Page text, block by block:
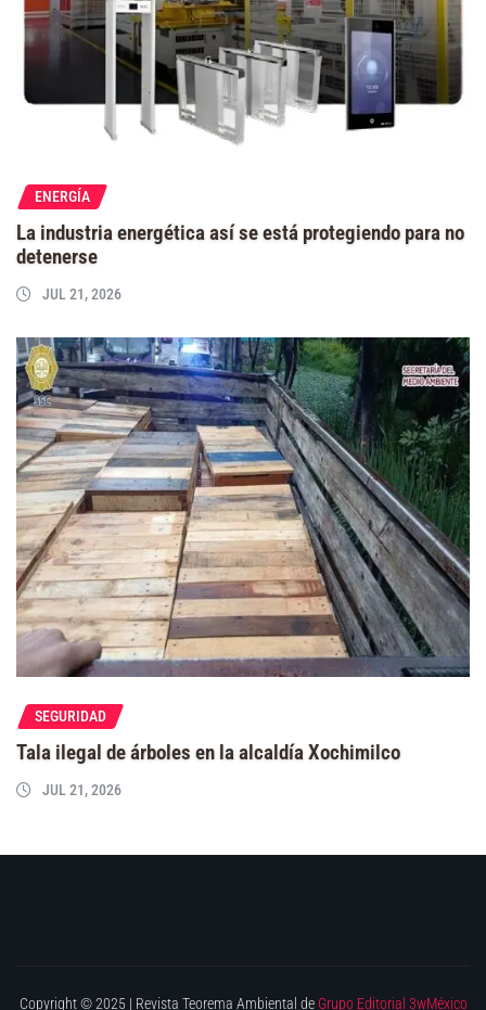
ENERGÍA
La industria energética así se está protegiendo para no
detenerse
JUL 21, 2026
SEGURIDAD
Tala ilegal de árboles en la alcaldía Xochimilco
JUL 21, 2026
Copyright © 2025 | Revista Teorema Ambiental de Grupo Editorial 3wMéxico